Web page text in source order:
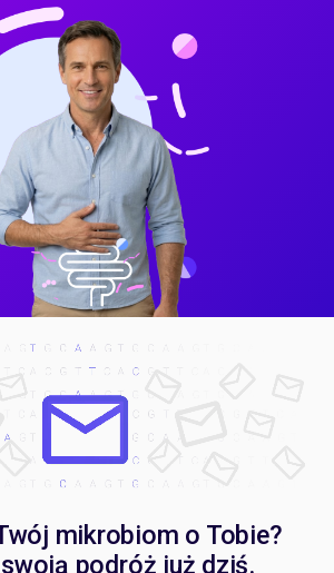
mikrobiom o Tobie?
podróż już dziś.